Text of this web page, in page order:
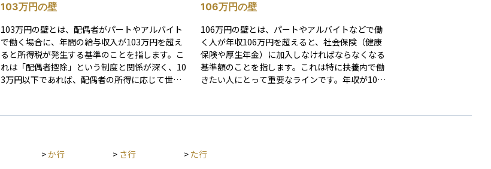
保障の不足分をどのように補うか」を考える前提
となる存在です。
て決まり、原則として医療費の自己負担は3割で
済みます。また、扶養されている家族（被扶養
者）も一定の条件を満たせば保険の対象となり、
個別に保険料を支払わなくても医療サービスを受
けられる仕組みになっています。健康保険は日常
生活の安心を支える基本的な社会保障制度のひと
つです。
103万円の壁
103万円の壁とは、配偶者がパートやアルバイト
で働く場合に、年間の給与収入が103万円を超え
ると所得税が発生する基準のことを指します。こ
れは「配偶者控除」という制度と関係が深く、10
3万円以下であれば、配偶者の所得に応じて世帯
れなくなることがあります。そのため、特に主婦
るため、手取りを意識する人の間では「壁」とし
106万円の壁
106万円の壁とは、パートやアルバイトなどで働
く人が年収106万円を超えると、社会保険（健康
保険や厚生年金）に加入しなければならなくなる
基準額のことを指します。これは特に扶養内で働
きたい人にとって重要なラインです。年収が106
す。 そのため、106万円を超えないように働き方
いている場合など、いくつかの条件を満たす人で
>か行 > さ行 > た行